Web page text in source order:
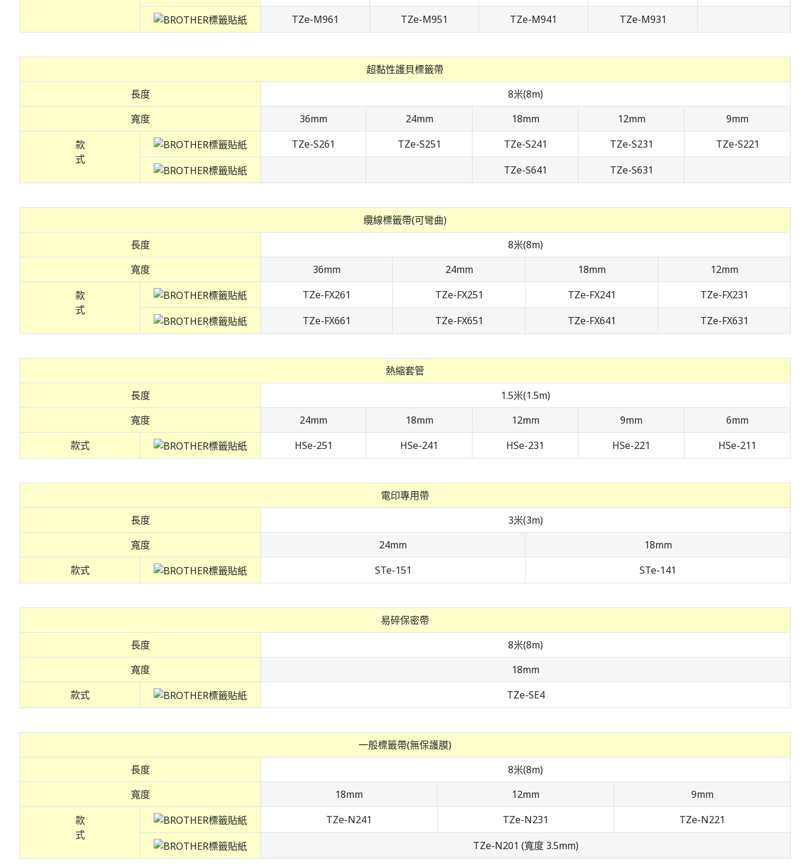
TZe-M961
TZe-M951 TZe-M941 TZe-M931
超黏性護貝標籤帶
長度
8米(8m)
寬度
36mm 24mm 18mm 12mm
9mm
款
式
TZe-S261 TZe-S251 TZe-S241 TZe-S231
TZe-S221
TZe-S641
TZe-S631
纜線標籤帶(可彎曲)
長度
8米(8m)
寬度
36mm 24mm 18mm
12mm
款
式
TZe-FX261 TZe-FX251 TZe-FX241
TZe-FX231
TZe-FX661
TZe-FX651 TZe-FX641 TZe-FX631
熱縮套管
長度
1.5米(1.5m)
寬度
24mm 18mm 12mm 9mm
6mm
款式
HSe-251 HSe-241 HSe-231 HSe-221 HSe-211
電印專用帶
長度
3米(3m)
寬度
24mm
18mm
款式
STe-151 STe-141
易碎保密帶
長度
8米(8m)
寬度
18mm
款式
TZe-SE4
一般標籤帶(無保護膜)
長度
8米(8m)
寬度
18mm 12mm
9mm
款
式
TZe-N241 TZe-N231
TZe-N221
TZe-N201 (寬度 3.5mm)